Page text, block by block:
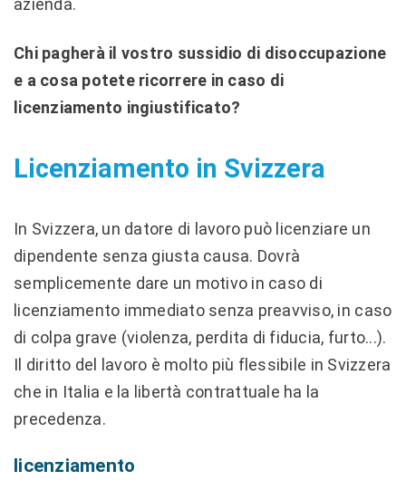
azienda.
Chi pagherà il vostro sussidio di disoccupazione
e a cosa potete ricorrere in caso di
licenziamento ingiustificato?
Licenziamento in Svizzera
In Svizzera, un datore di lavoro può licenziare un
dipendente senza giusta causa. Dovrà
semplicemente dare un motivo in caso di
licenziamento immediato senza preavviso, in caso
di colpa grave (violenza, perdita di fiducia, furto...).
Il diritto del lavoro è molto più flessibile in Svizzera
che in Italia e la libertà contrattuale ha la
precedenza.
licenziamento